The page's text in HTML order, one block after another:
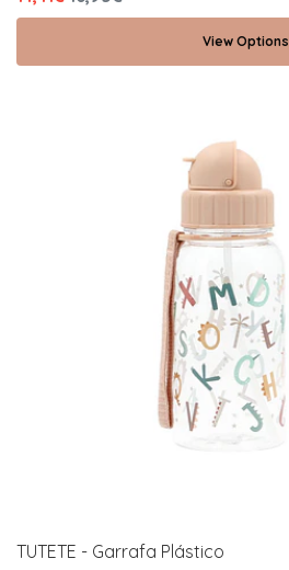
View Options
TUTETE - Garrafa Plástico